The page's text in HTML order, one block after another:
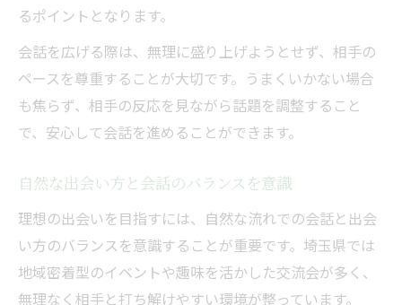
出会い方とコミュニケーション術の最新ト
埼玉県で人気の気軽な出会い方とは
出会い方を変えることで広がる可能性
るポイントとなります。
会話を広げる際は、無理に盛り上げようとせず、相手の
ペースを尊重することが大切です。うまくいかない場合
も焦らず、相手の反応を見ながら話題を調整すること
で、安心して会話を進めることができます。
自然な出会い方と会話のバランスを意識
理想の出会いを目指すには、自然な流れでの会話と出会
い方のバランスを意識することが重要です。埼玉県では
地域密着型のイベントや趣味を活かした交流会が多く、
無理なく相手と打ち解けやすい環境が整っています。